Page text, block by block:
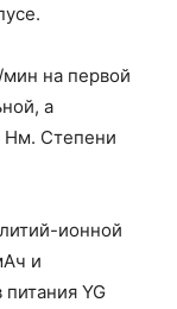
на первой
а
Нм. Степени
ионной
и
YG